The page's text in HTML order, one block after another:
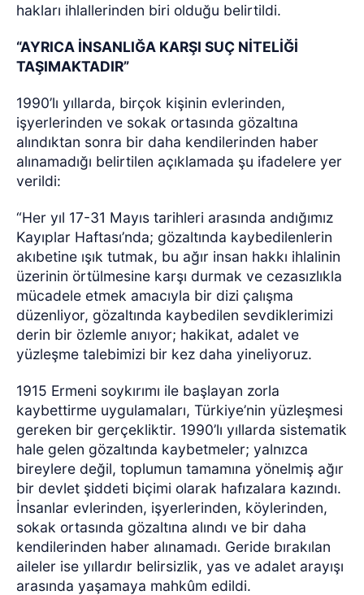
hakları ihlallerinden biri olduğu belirtildi.
“AYRICA İNSANLIĞA KARŞI SUÇ NİTELİĞİ
TAŞIMAKTADIR”
1990’lı yıllarda, birçok kişinin evlerinden,
işyerlerinden ve sokak ortasında gözaltına
alındıktan sonra bir daha kendilerinden haber
alınamadığı belirtilen açıklamada şu ifadelere yer
verildi:
“Her yıl 17-31 Mayıs tarihleri arasında andığımız
Kayıplar Haftası’nda; gözaltında kaybedilenlerin
akıbetine ışık tutmak, bu ağır insan hakkı ihlalinin
üzerinin örtülmesine karşı durmak ve cezasızlıkla
mücadele etmek amacıyla bir dizi çalışma
düzenliyor, gözaltında kaybedilen sevdiklerimizi
derin bir özlemle anıyor; hakikat, adalet ve
yüzleşme talebimizi bir kez daha yineliyoruz.
1915 Ermeni soykırımı ile başlayan zorla
kaybettirme uygulamaları, Türkiye’nin yüzleşmesi
gereken bir gerçekliktir. 1990’lı yıllarda sistematik
hale gelen gözaltında kaybetmeler; yalnızca
bireylere değil, toplumun tamamına yönelmiş ağır
bir devlet şiddeti biçimi olarak hafızalara kazındı.
İnsanlar evlerinden, işyerlerinden, köylerinden,
sokak ortasında gözaltına alındı ve bir daha
kendilerinden haber alınamadı. Geride bırakılan
aileler ise yıllardır belirsizlik, yas ve adalet arayışı
arasında yaşamaya mahkûm edildi.